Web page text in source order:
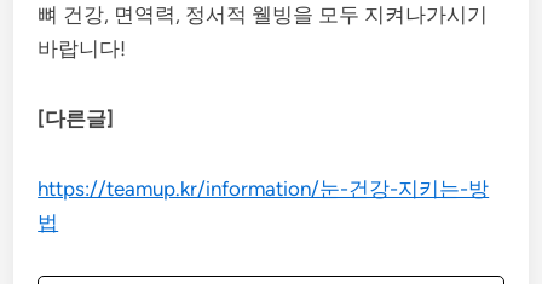
뼈 건강, 면역력, 정서적 웰빙을 모두 지켜나가시기
바랍니다!
[다른글]
https://teamup.kr/information/눈-건강-지키는-방
법